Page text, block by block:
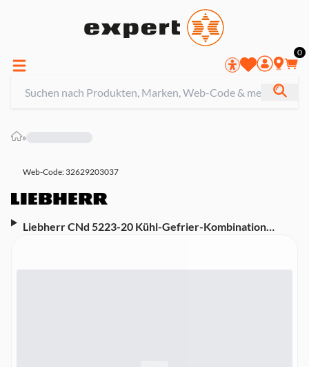
0
»
Web-Code: 32629203037
Liebherr CNd 5223-20 Kühl-Gefrier-Kombination